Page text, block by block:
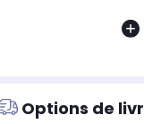
Options de